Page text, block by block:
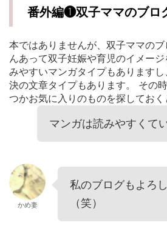
番外編❶双子ママのブロ
本ではありませんが、双子ママの
んあって双子妊娠や育児のイメー
みやすいマンガタイプもあります
決の文章タイプもあります。 その
つかお気に入りのものを探しておく
マンガは読みやすくて
かめ妻
私のブログもよろ
（笑）